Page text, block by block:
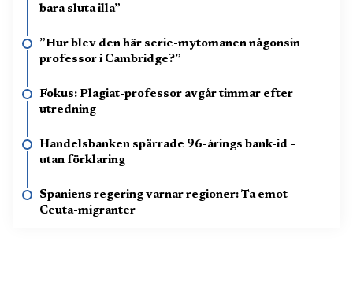
bara sluta illa”
”Hur blev den här serie-mytomanen någonsin
professor i Cambridge?”
Fokus: Plagiat-professor avgår timmar efter
utredning
Handelsbanken spärrade 96-årings bank-id –
utan förklaring
Spaniens regering varnar regioner: Ta emot
Ceuta-migranter